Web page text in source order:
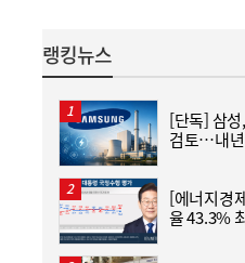
랭킹뉴스
[단독] 삼
검토…내년
[에너지경
율 43.3%